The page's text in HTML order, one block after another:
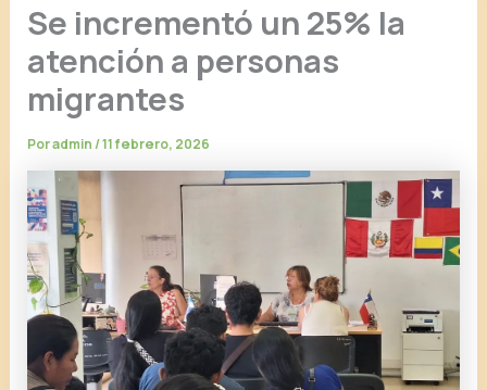
Se incrementó un 25% la
atención a personas
migrantes
Poradmin/11 febrero, 2026